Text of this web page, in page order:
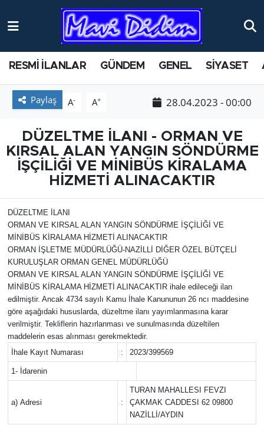
RESMİ İLANLAR GÜNDEM GENEL SİYASET
Paylaş A- A+ 28.04.2023 - 00:00
DÜZELTME İLANI - ORMAN VE
KIRSAL ALAN YANGIN SÖNDÜRME
İŞÇİLİĞİ VE MİNİBÜS KİRALAMA
HİZMETİ ALINACAKTIR
DÜZELTME İLANI
ORMAN VE KIRSAL ALAN YANGIN SÖNDÜRME İŞÇİLİĞİ VE
MİNİBÜS KİRALAMA HİZMETİ ALINACAKTIR
ORMAN İŞLETME MÜDÜRLÜĞÜ-NAZİLLİ DİĞER ÖZEL BÜTÇELİ
KURULUŞLAR ORMAN GENEL MÜDÜRLÜĞÜ
ORMAN VE KIRSAL ALAN YANGIN SÖNDÜRME İŞÇİLİĞİ VE
MİNİBÜS KİRALAMA HİZMETİ ALINACAKTIR ihale edileceği ilan
edilmiştir. Ancak 4734 sayılı Kamu İhale Kanununun 26 ncı maddesine
göre aşağıdaki hususlarda, düzeltme ilanı yayımlanmasına karar
verilmiştir. Tekliflerin hazırlanması ve sunulmasında düzeltilen
maddelerin esas alınması gerekmektedir.
İhale Kayıt Numarası
: 2023/399569
1- İdarenin
a) Adresi :
TURAN MAHALLESI FEVZI
ÇAKMAK CADDESI 62 09800
NAZİLLİ/AYDIN
ANTİK YERLER
AYDIN
BİLİM VE TEKNOLOJİ
ÇEVRE
EĞİTİM
EKONOMİ
GENEL
GÜNDEM
HABERDE İNSAN
KÜLTÜR SANAT
MAGAZİN
POLİTİKA
Nöbetçi Eczaneler
Namaz Vakitleri
Trafik Durumu
Süper Lig Puan Durumu ve Fikstür
Tüm Manşetler
Son Dakika Haberleri
Haber Arşivi